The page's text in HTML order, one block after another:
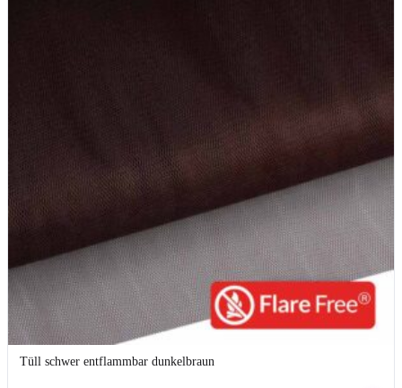
Tüll schwer entflammbar dunkelbraun